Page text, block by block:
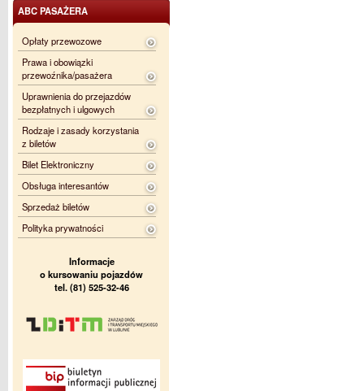
ABC PASAŻERA
Opłaty przewozowe
Prawa i obowiązki
przewoźnika/pasażera
Uprawnienia do przejazdów
bezpłatnych i ulgowych
Rodzaje i zasady korzystania
z biletów
Bilet Elektroniczny
Obsługa interesantów
Sprzedaż biletów
Polityka prywatności
Informacje
o kursowaniu pojazdów
tel. (81) 525-32-46